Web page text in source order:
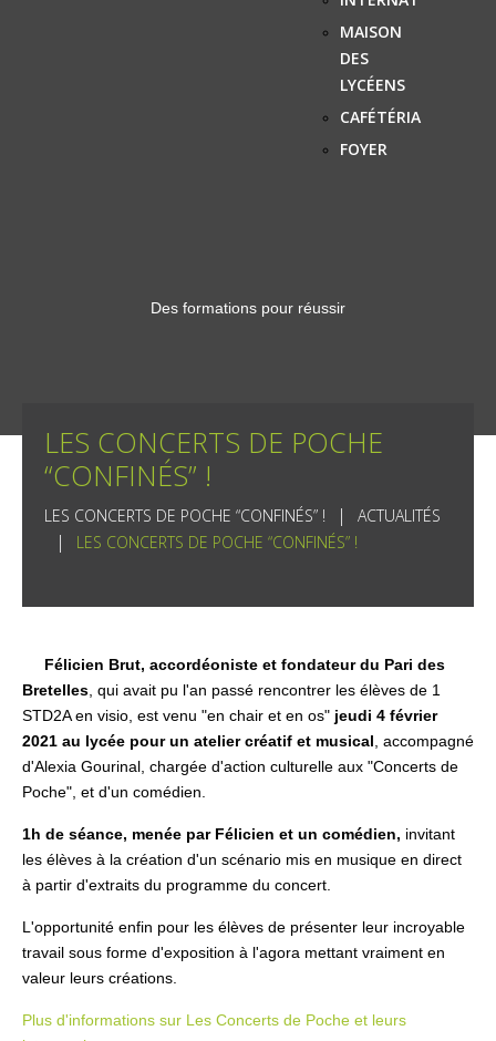
MAISON
DES
LYCÉENS
CAFÉTÉRIA
FOYER
Des formations pour réussir
LES CONCERTS DE POCHE
“CONFINÉS” !
LES CONCERTS DE POCHE “CONFINÉS” !
ACTUALITÉS
LES CONCERTS DE POCHE “CONFINÉS” !
Félicien Brut, accordéoniste et fondateur du Pari des
Bretelles , qui avait pu l'an passé rencontrer les élèves de 1
STD2A en visio, est venu "en chair et en os" jeudi 4 février
2021 au lycée pour un atelier créatif et musical , accompagné
d'Alexia Gourinal, chargée d'action culturelle aux "Concerts de
Poche", et d'un comédien.
1h de séance, menée par Félicien et un comédien, invitant
les élèves à la création d'un scénario mis en musique en direct
à partir d'extraits du programme du concert.
L'opportunité enfin pour les élèves de présenter leur incroyable
travail sous forme d'exposition à l'agora mettant vraiment en
valeur leurs créations.
Plus d'informations sur Les Concerts de Poche et leurs